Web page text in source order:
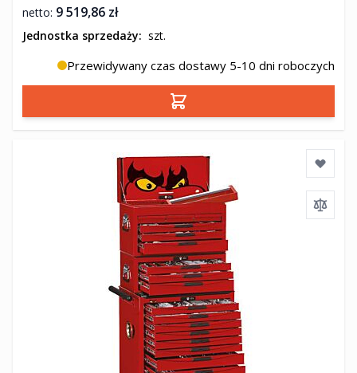
9 519,86 zł
Jednostka sprzedaży: szt.
Przewidywany czas dostawy 5-10 dni roboczych
Dodaj do koszyka